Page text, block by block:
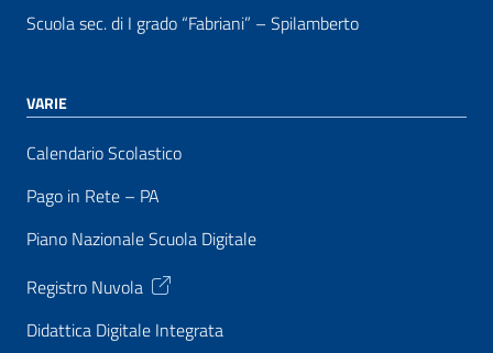
Scuola sec. di I grado “Fabriani” – Spilamberto
VARIE
Calendario Scolastico
Pago in Rete – PA
Piano Nazionale Scuola Digitale
Registro Nuvola
Didattica Digitale Integrata